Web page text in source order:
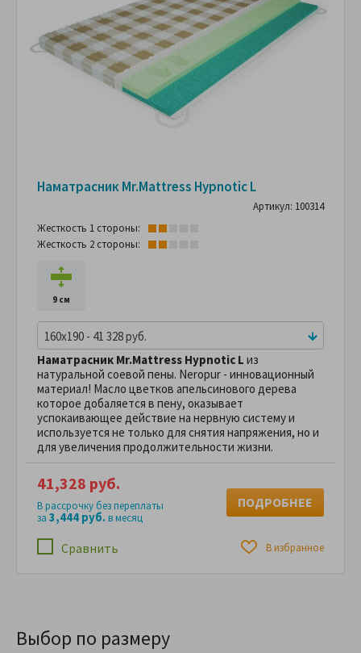
Наматрасник Mr.Mattress Hypnotic L
Артикул: 100314
Жесткость 1 стороны:
Жесткость 2 стороны:
9 см
160x190 - 41 328 руб.
Наматрасник Mr.Mattress Hypnotic L из
натуральной соевой пены. Neropur - инновационный
материал! Масло цветков апельсинового дерева
которое добаляется в пену, оказывает
успокаивающее действие на нервную систему и
используется не только для снятия напряжения, но и
для увеличения продолжительности жизни.
Сравнить В избранное
41,328 руб.
В рассрочку без переплаты
за 3,444 руб.в месяц
ПОДРОБНЕЕ
Выбор по размеру